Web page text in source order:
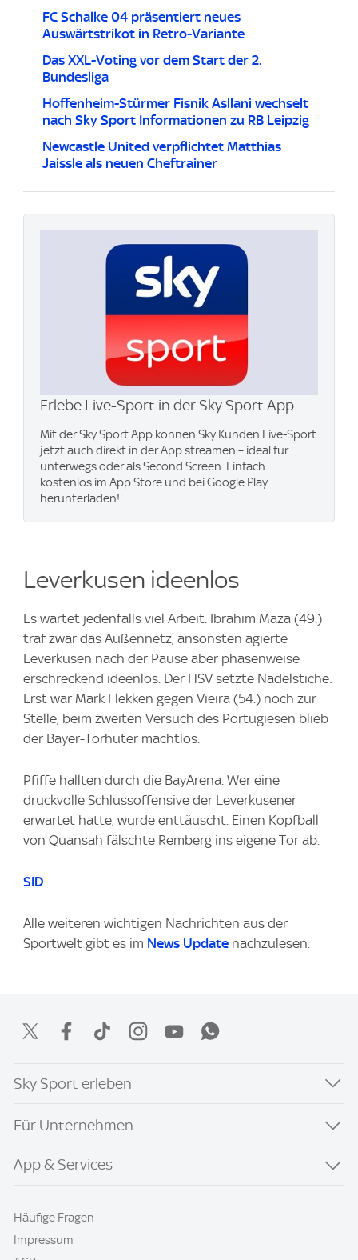
FC Schalke 04 präsentiert neues
Auswärtstrikot in Retro-Variante
Das XXL-Voting vor dem Start der 2.
Bundesliga
Hoffenheim-Stürmer Fisnik Asllani wechselt
nach Sky Sport Informationen zu RB Leipzig
Newcastle United verpflichtet Matthias
Jaissle als neuen Cheftrainer
Erlebe Live-Sport in der Sky Sport App
Mit der Sky Sport App können Sky Kunden Live-Sport
jetzt auch direkt in der App streamen – ideal für
unterwegs oder als Second Screen. Einfach
kostenlos im App Store und bei Google Play
herunterladen!
Leverkusen ideenlos
Es wartet jedenfalls viel Arbeit. Ibrahim Maza (49.)
traf zwar das Außennetz, ansonsten agierte
Leverkusen nach der Pause aber phasenweise
erschreckend ideenlos. Der HSV setzte Nadelstiche:
Erst war Mark Flekken gegen Vieira (54.) noch zur
Stelle, beim zweiten Versuch des Portugiesen blieb
der Bayer-Torhüter machtlos.
Pfiffe hallten durch die BayArena. Wer eine
druckvolle Schlussoffensive der Leverkusener
erwartet hatte, wurde enttäuscht. Einen Kopfball
von Quansah fälschte Remberg ins eigene Tor ab.
SID
Alle weiteren wichtigen Nachrichten aus der
Sportwelt gibt es im News Update nachzulesen.
Sky Sport erleben
Für Unternehmen
App & Services
Häufige Fragen
Impressum